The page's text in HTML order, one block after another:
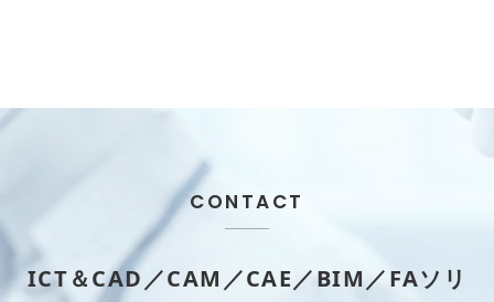
CONTACT
ICT＆CAD／CAM／CAE／BIM／FAソリ